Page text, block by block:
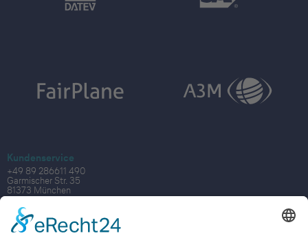
Kundenservice
+49 89 286611 490
Garmischer Str. 35
81373 München
Mo - Fr von 08:00-18:00 Uhr
digital@lcc-alr.de
Sales